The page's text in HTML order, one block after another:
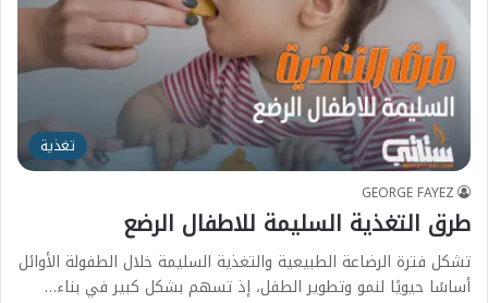
تغذية
GEORGE FAYEZ
طرق التغذية السليمة للاطفال الرضع
تشكل فترة الرضاعة الطبيعية والتغذية السليمة خلال الطفولة الأوائل
أساسًا حيويًا لنمو وتطوير الطفل، إذ تسهم بشكل كبير في بناء…